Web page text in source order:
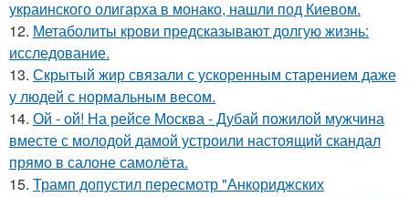
украинского олигарха в монако, нашли под Киевом.
12. Метаболиты крови предсказывают долгую жизнь:
исследование.
13. Скрытый жир связали с ускоренным старением даже
у людей с нормальным весом.
14. Ой - ой! На рейсе Москва - Дубай пожилой мужчина
вместе с молодой дамой устроили настоящий скандал
прямо в салоне самолёта.
15. Трамп допустил пересмотр "Анкориджских